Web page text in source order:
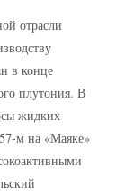
отрасли
в конце
плутония. В
жидких
м на «Маяке»